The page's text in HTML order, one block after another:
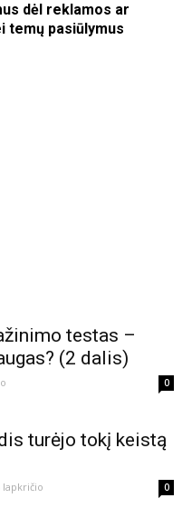
dėl reklamos ar
temų pasiūlymus
testas –
(2 dalis)
0
turėjo tokį keistą
lapkričio 0